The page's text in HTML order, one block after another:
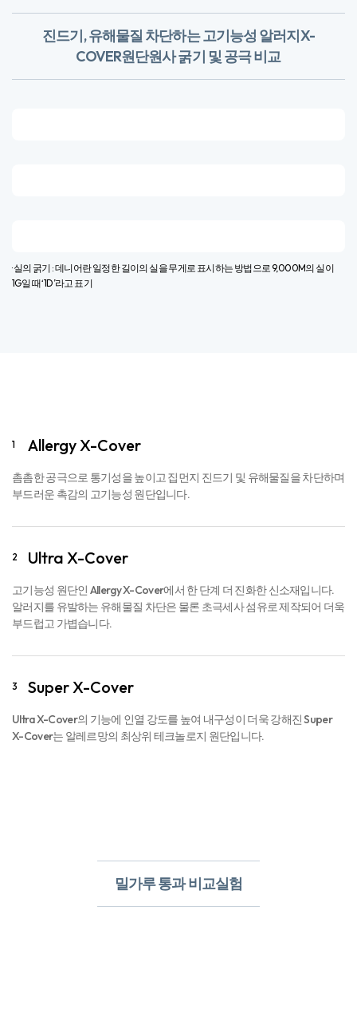
진드기, 유해물질 차단하는 고기능성 알러지X-
COVER원단​원사 굵기 및 공극 비교
· 실의 굵기 : 데니어란 일정한 길이의 실을 무게로 표시하는 방법으로 9,000M의 실이
1G일 때 ‘1D’라고 표기​
1 Allergy X-Cover
촘촘한 공극으로 통기성을 높이고 집먼지 진드기 및 유해물질을 차단하며
부드러운 촉감의 고기능성 원단입니다.
2 Ultra X-Cover
고기능성 원단인 Allergy X-Cover에서 한 단계 더 진화한 신소재입니다.
알러지를 유발하는 유해물질 차단은 물론 초극세사 섬유로 제작되어 더욱
부드럽고 가볍습니다.
3 Super X-Cover
Ultra X-Cover의 기능에 인열 강도를 높여 내구성이 더욱 강해진 Super
X-Cover는 알레르망의 최상위 테크놀로지 원단입니다.
밀가루 통과 비교실험​